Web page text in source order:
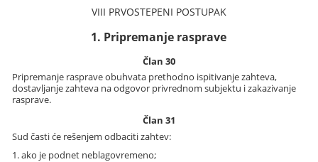
VIII PRVOSTEPENI POSTUPAK
1. Pripremanje rasprave
Član 30
Pripremanje rasprave obuhvata prethodno ispitivanje zahteva,
dostavljanje zahteva na odgovor privrednom subjektu i zakazivanje
rasprave.
Član 31
Sud časti će rešenjem odbaciti zahtev:
1. ako je podnet neblagovremeno;